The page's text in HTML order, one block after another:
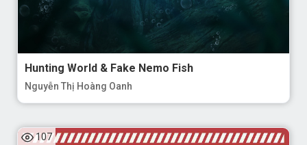
Hunting World & Fake Nemo Fish
Nguyễn Thị Hoàng Oanh
107